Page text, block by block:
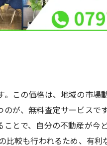
この価格は、地域の市
が、無料査定サービス
とで、自分の不動産が
較も行われるため、有